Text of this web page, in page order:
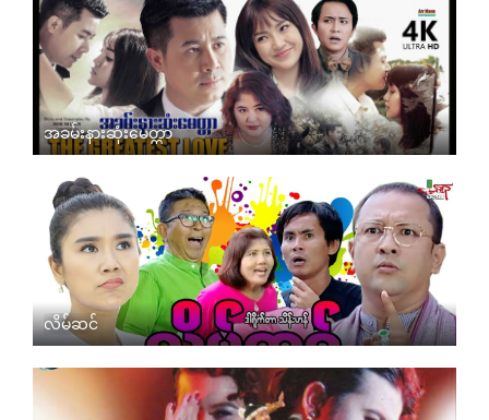
အခမ်းနားဆုံးမေတ္တာ
လိမ်ဆင်